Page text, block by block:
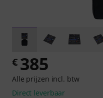
€ 385
Alle prijzen incl. btw
Direct leverbaar